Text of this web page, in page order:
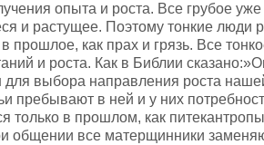
опыта и роста. Все грубое
и растущее. Поэтому тонкие люди
прошлое, как прах и грязь. Все
и роста. Как в Библии
для выбора направления роста
пребывают в ней и у них
только в прошлом, как
общении все матерщинники